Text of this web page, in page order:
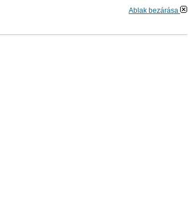
Ablak bezárása